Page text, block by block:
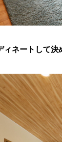
ィネートして決